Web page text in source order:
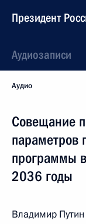
Президент
Аудиозаписи
Аудио
Совещание
параметров
программы
2036 годы
Владимир